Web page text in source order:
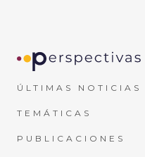
ÚLTIMAS NOTICIAS
TEMÁTICAS
PUBLICACIONES